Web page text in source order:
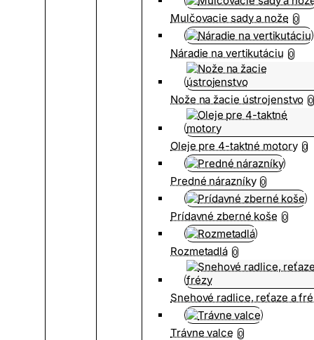
Mulčovacie sady a nože 0
Náradie na vertikutáciu 0
Nože na žacie ústrojenstvo 0
Oleje pre 4-taktné motory 0
Predné nárazníky 0
Prídavné zberné koše 0
Rozmetadlá 0
Snehové radlice, reťaze a
Trávne valce 0